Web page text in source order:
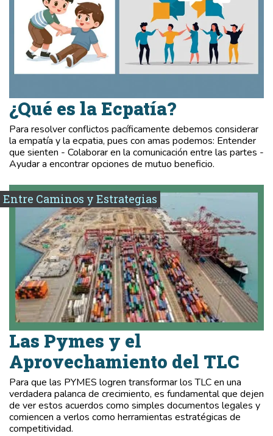
¿Qué es la Ecpatía?
Para resolver conflictos pacíficamente debemos considerar
la empatía y la ecpatia, pues con amas podemos: Entender
que sienten - Colaborar en la comunicación entre las partes -
Ayudar a encontrar opciones de mutuo beneficio.
Entre Caminos y Estrategias
Las Pymes y el
Aprovechamiento del TLC
Para que las PYMES logren transformar los TLC en una
verdadera palanca de crecimiento, es fundamental que dejen
de ver estos acuerdos como simples documentos legales y
comiencen a verlos como herramientas estratégicas de
competitividad.